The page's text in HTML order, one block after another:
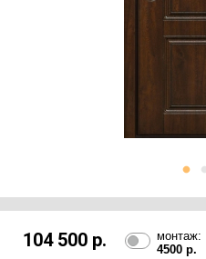
104 500 р.
монтаж:
4500 р.